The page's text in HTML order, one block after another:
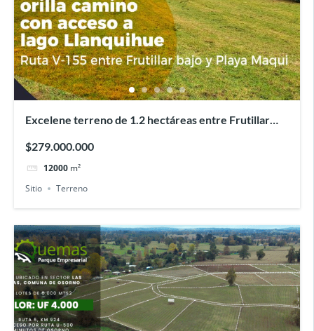
Excelene terreno de 1.2 hectáreas entre Frutillar
$279.000.000
12000 m²
Sitio
Terreno